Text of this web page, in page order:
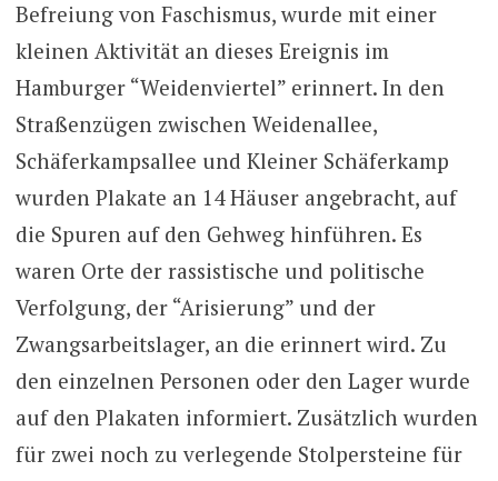
Befreiung von Faschismus, wurde mit einer
kleinen Aktivität an dieses Ereignis im
Hamburger “Weidenviertel” erinnert. In den
Straßenzügen zwischen Weidenallee,
Schäferkampsallee und Kleiner Schäferkamp
wurden Plakate an 14 Häuser angebracht, auf
die Spuren auf den Gehweg hinführen. Es
waren Orte der rassistische und politische
Verfolgung, der “Arisierung” und der
Zwangsarbeitslager, an die erinnert wird. Zu
den einzelnen Personen oder den Lager wurde
auf den Plakaten informiert. Zusätzlich wurden
für zwei noch zu verlegende Stolpersteine für